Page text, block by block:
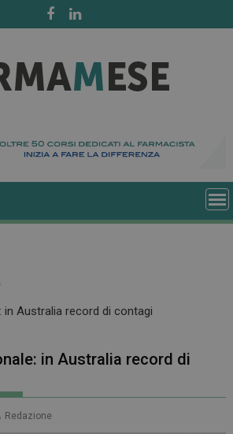
in Australia record di contagi
in Australia record di
Redazione